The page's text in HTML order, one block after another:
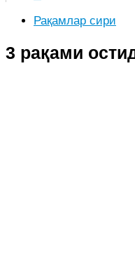
Рақамлар сири
3 рақами